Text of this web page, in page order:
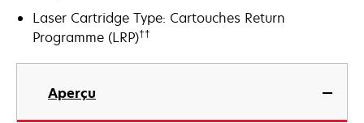
Laser Cartridge Type: Cartouches Return
Programme (LRP)††
Aperçu